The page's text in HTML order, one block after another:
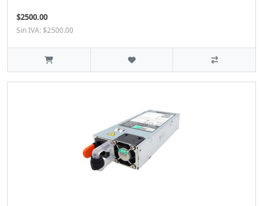
$2500.00
Sin IVA: $2500.00